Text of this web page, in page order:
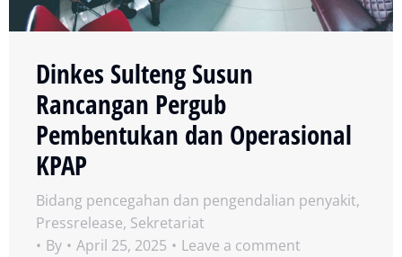
Dinkes Sulteng Susun
Rancangan Pergub
Pembentukan dan Operasional
KPAP
Bidang pencegahan dan pengendalian penyakit,
Pressrelease, Sekretariat
By
April 25, 2025 Leave a comment